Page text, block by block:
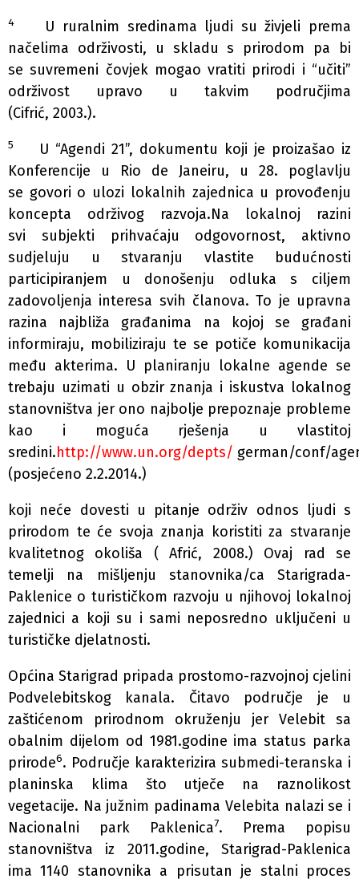
4
U ruralnim sredinama ljudi su živjeli prema
načelima održivosti, u skladu s prirodom pa bi
se suvremeni čovjek mogao vratiti prirodi i “učiti”
održivost upravo u takvim područjima
(Cifrić, 2003.).
5
U “Agendi 21”, dokumentu koji je proizašao iz
Konferencije u Rio de Janeiru, u 28. poglavlju
se govori o ulozi lokalnih zajednica u provođenju
koncepta održivog razvoja.Na lokalnoj razini
svi subjekti prihvaćaju odgovornost, aktivno
sudjeluju u stvaranju vlastite budućnosti
participiranjem u donošenju odluka s ciljem
zadovoljenja interesa svih članova. To je upravna
razina najbliža građanima na kojoj se građani
informiraju, mobiliziraju te se potiče komunikacija
među akterima. U planiranju lokalne agende se
trebaju uzimati u obzir znanja i iskustva lokalnog
stanovništva jer ono najbolje prepoznaje probleme
kao i moguća rješenja u vlastitoj
sredini.http://www.un.org/depts/ german/conf/
(posjećeno 2.2.2014.)
koji neće dovesti u pitanje održiv odnos ljudi s
prirodom te će svoja znanja koristiti za stvaranje
kvalitetnog okoliša ( Afrić, 2008.) Ovaj rad se
temelji na mišljenju stanovnika/ca Starigrada-
Paklenice o turističkom razvoju u njihovoj lokalnoj
zajednici a koji su i sami neposredno uključeni u
turističke djelatnosti.
Općina Starigrad pripada prostomo-razvojnoj cjelini
Podvelebitskog kanala. Čitavo područje je u
zaštićenom prirodnom okruženju jer Velebit sa
obalnim dijelom od 1981.godine ima status parka
prirode6. Područje karakterizira submedi-teranska i
planinska klima što utječe na raznolikost
vegetacije. Na južnim padinama Velebita nalazi se i
Nacionalni park Paklenica7. Prema popisu
stanovništva iz 2011.godine, Starigrad-Paklenica
ima 1140 stanovnika a prisutan je stalni proces